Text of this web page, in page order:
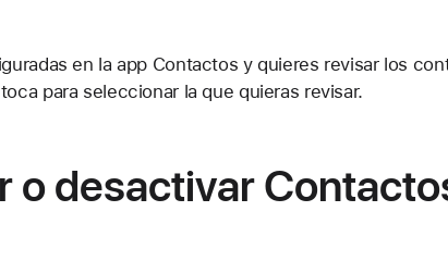
en la app Contactos y quieres revisar los
para seleccionar la que quieras revisar.
o desactivar